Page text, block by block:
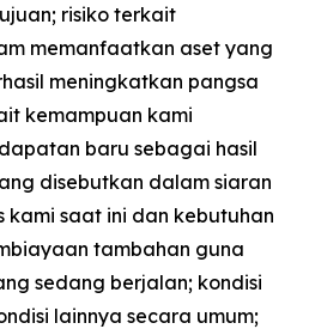
risiko terkait
memanfaatkan aset yang
meningkatkan pangsa
kemampuan kami
baru sebagai hasil
disebutkan dalam siaran
kami saat ini dan kebutuhan
tambahan guna
sedang berjalan; kondisi
lainnya secara umum;